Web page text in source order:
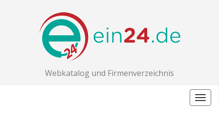
Webkatalog und Firmenverzeichnis